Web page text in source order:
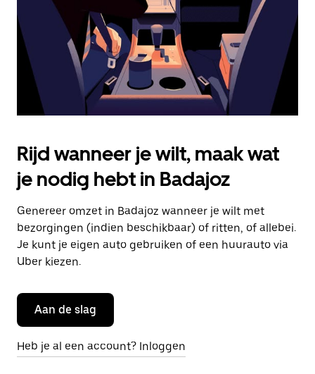
agenda
te
sluiten.
Rijd wanneer je wilt, maak wat
je nodig hebt in Badajoz
Genereer omzet in Badajoz wanneer je wilt met
bezorgingen (indien beschikbaar) of ritten, of allebei.
Je kunt je eigen auto gebruiken of een huurauto via
Uber kiezen.
Aan de slag
Heb je al een account? Inloggen